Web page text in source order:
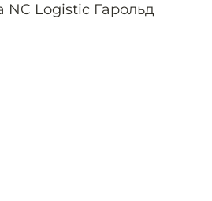
NC Logistic Гарольд